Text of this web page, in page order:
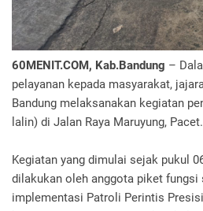
60MENIT.COM, Kab.Bandung –
pelayanan kepada masyarakat,
Bandung melaksanakan kegiatan
lalin) di Jalan Raya Maruyung,
Kegiatan yang dimulai sejak pukul
dilakukan oleh anggota piket fungsi
implementasi Patroli Perintis